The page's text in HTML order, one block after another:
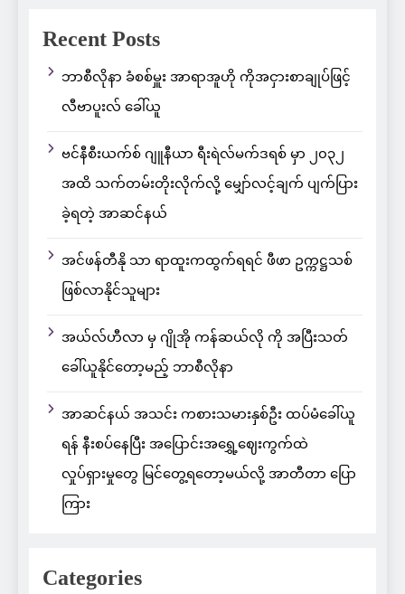
Recent Posts
ဘာစီလိုနာ ခံစစ်မှူး အာရာအူဟို ကိုအငှားစာချုပ်ဖြင့်
လီဗာပူးလ် ခေါ်ယူ
ဗင်နီစီးယက်စ် ဂျူနီယာ ရီးရဲလ်မက်ဒရစ် မှာ ၂၀၃၂
အထိ သက်တမ်းတိုးလိုက်လို့ မျှော်လင့်ချက် ပျက်ပြား
ခဲ့ရတဲ့ အာဆင်နယ်
အင်ဖန်တီနို သာ ရာထူးကထွက်ရရင် ဖီဖာ ဥက္ကဋ္ဌသစ်
ဖြစ်လာနိုင်သူများ
အယ်လ်ဟီလာ မှ ဂျိုအို ကန်ဆယ်လို ကို အပြီးသတ်
ခေါ်ယူနိုင်တော့မည့် ဘာစီလိုနာ
အာဆင်နယ် အသင်း ကစားသမားနှစ်ဦး ထပ်မံခေါ်ယူ
ရန် နီးစပ်နေပြီး အပြောင်းအရွှေ့ဈေးကွက်ထဲ
လှုပ်ရှားမှုတွေ မြင်တွေ့ရတော့မယ်လို့ အာတီတာ ပြော
ကြား
Categories